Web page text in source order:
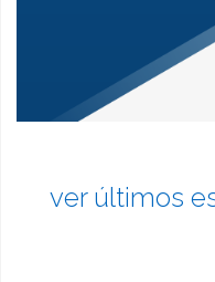
ver últimos